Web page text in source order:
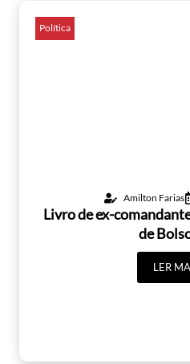
Política
Amilton Farias
Livro de ex-
de
LER